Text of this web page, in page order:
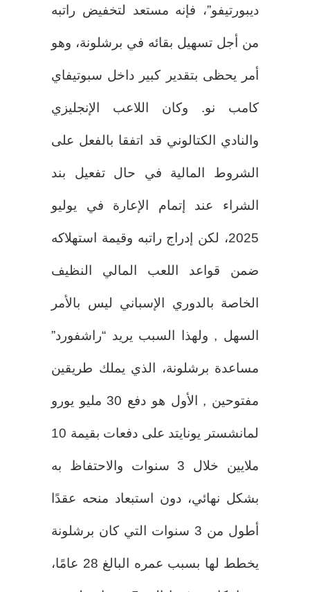
ديبورتيفو”، فإنه مستعد لتخفيض راتبه
من أجل تسهيل بقائه في برشلونة، وهو
أمر يحظى بتقدير كبير داخل سبوتيفاي
كامب نو. وكان اللاعب الإنجليزي
والنادي الكتالوني قد اتفقا بالفعل على
الشروط المالية في حال تفعيل بند
الشراء عند إتمام الإعارة في يوليو
2025، لكن إدراج راتبه وقيمة استهلاكه
ضمن قواعد اللعب المالي النظيف
الخاصة بالدوري الإسباني ليس بالأمر
السهل , ولهذا السبب يريد “راشفورد”
مساعدة برشلونة، الذي يملك طريقين
مفتوحين , الأول هو دفع 30 مليو يورو
لمانشستر يونايتد على دفعات بقيمة 10
ملايين خلال 3 سنوات والاحتفاظ به
بشكل نهائي، دون استبعاد منحه عقدًا
أطول من 3 سنوات التي كان برشلونة
يخطط لها بسبب عمره البالغ 28 عامًا،